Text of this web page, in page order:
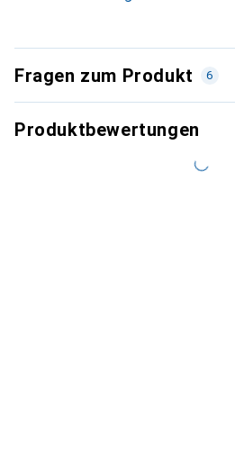
Fragen zum Produkt 6
Produktbewertungen